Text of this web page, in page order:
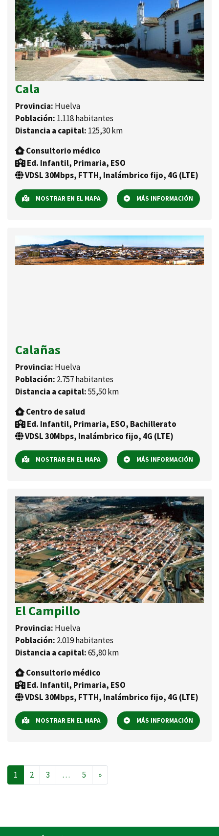
Cala
Provincia: Huelva
Población: 1.118 habitantes
Distancia a capital: 125,30 km
Consultorio médico
Ed. Infantil, Primaria, ESO
VDSL 30Mbps, FTTH, Inalámbrico fijo, 4G (LTE)
MOSTRAR EN EL MAPA MÁS INFORMACIÓN
Calañas
Provincia: Huelva
Población: 2.757 habitantes
Distancia a capital:55,50 km
Centro de salud
Ed. Infantil, Primaria, ESO, Bachillerato
VDSL 30Mbps, Inalámbrico fijo, 4G (LTE)
MOSTRAR EN EL MAPA MÁS INFORMACIÓN
El Campillo
Provincia: Huelva
Población: 2.019 habitantes
Distancia a capital:65,80 km
Consultorio médico
Ed. Infantil, Primaria, ESO
VDSL 30Mbps, FTTH, Inalámbrico fijo, 4G (LTE)
MOSTRAR EN EL MAPA MÁS INFORMACIÓN
Navegación de entradas
1 2 3 … 5 »